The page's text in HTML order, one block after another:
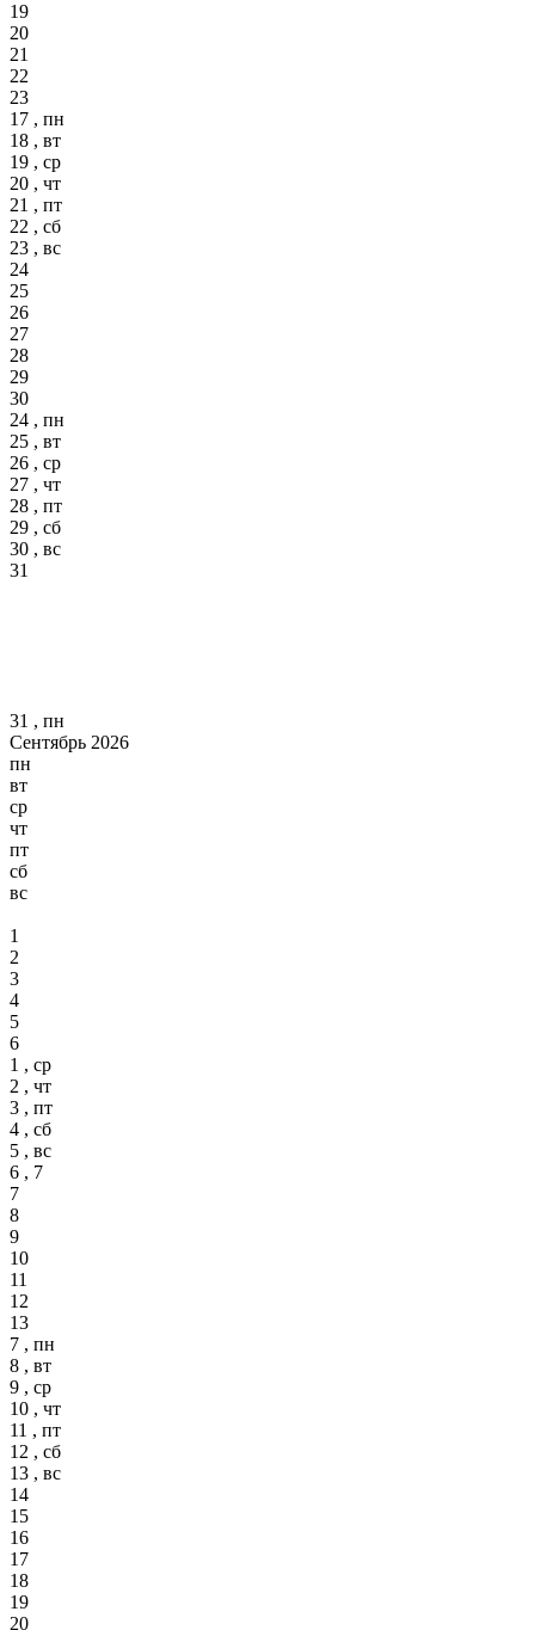
19
20
21
22
23
17 , пн
18 , вт
19 , ср
20 , чт
21 , пт
22 , сб
23 , вс
24
25
26
27
28
29
30
24 , пн
25 , вт
26 , ср
27 , чт
28 , пт
29 , сб
30 , вс
31
31 , пн
Сентябрь 2026
пн
вт
ср
чт
пт
сб
вс
1
2
3
4
5
6
1 , ср
2 , чт
3 , пт
4 , сб
5 , вс
6 , 7
7
8
9
10
11
12
13
7 , пн
8 , вт
9 , ср
10 , чт
11 , пт
12 , сб
13 , вс
14
15
16
17
18
19
20